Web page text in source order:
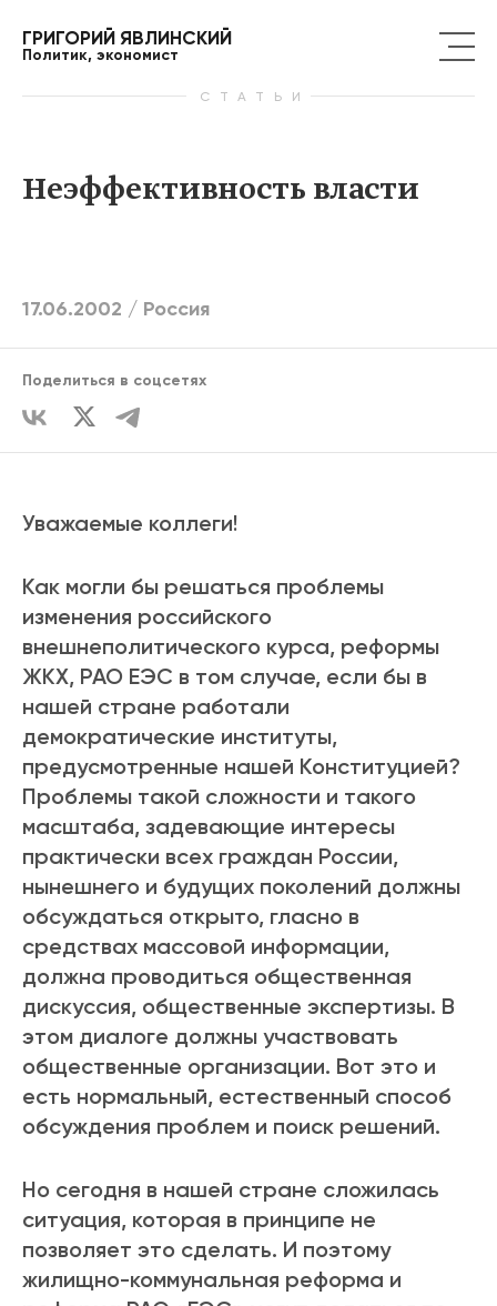
ГРИГОРИЙ ЯВЛИНСКИЙ
Политик, экономист
СТАТЬИ
Неэффективность власти
17.06.2002 / Россия
Поделиться в соцсетях
Уважаемые коллеги!
Как могли бы решаться проблемы
изменения российского
внешнеполитического курса, реформы
ЖКХ, РАО ЕЭС в том случае, если бы в
нашей стране работали
демократические институты,
предусмотренные нашей Конституцией?
Проблемы такой сложности и такого
масштаба, задевающие интересы
практически всех граждан России,
нынешнего и будущих поколений должны
обсуждаться открыто, гласно в
средствах массовой информации,
должна проводиться общественная
дискуссия, общественные экспертизы. В
этом диалоге должны участвовать
общественные организации. Вот это и
есть нормальный, естественный способ
обсуждения проблем и поиск решений.
Но сегодня в нашей стране сложилась
ситуация, которая в принципе не
позволяет это сделать. И поэтому
жилищно-коммунальная реформа и